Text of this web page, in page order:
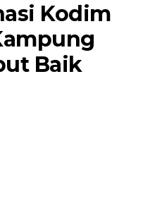
Kodim
Baik